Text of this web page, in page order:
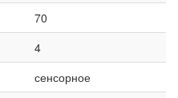
70
4
сенсорное